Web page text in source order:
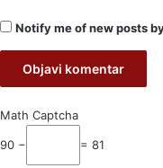
Notify me of new posts
Math Captcha
90 − = 81